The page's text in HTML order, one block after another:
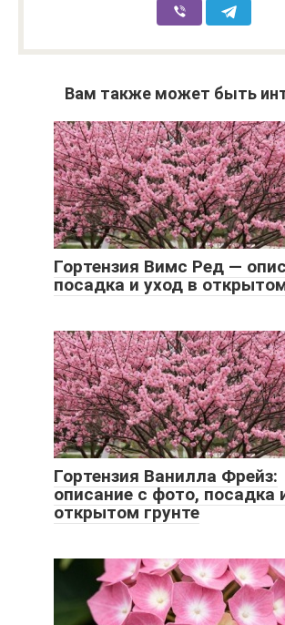
Вам также может быть
Гортензия Вимс Ред —
посадка и уход в
Гортензия Ванилла Фрейз:
описание с фото, посадка
открытом грунте